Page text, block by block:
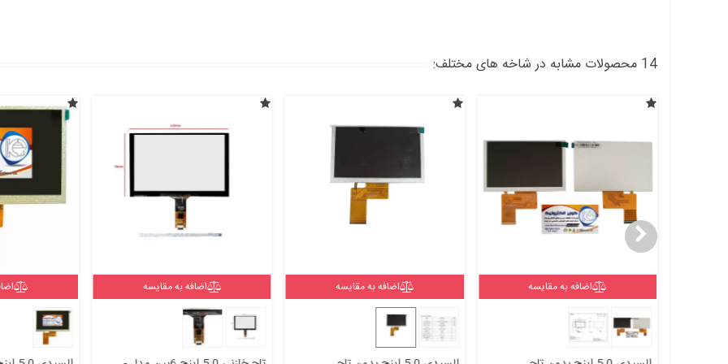
14 محصولات مشابه در شاخه های مختلف:
اضافه به مقایسه اضافه به مقایسه اضافه به مقایسه